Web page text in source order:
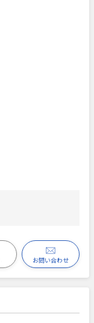
お問い合わせ